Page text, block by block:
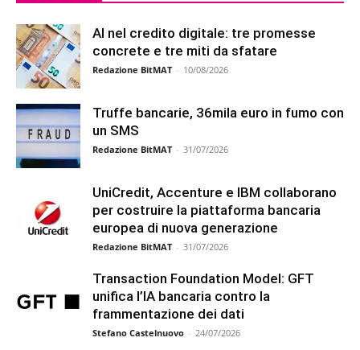
AI nel credito digitale: tre promesse
concrete e tre miti da sfatare
Redazione BitMAT - 10/08/2026
Truffe bancarie, 36mila euro in fumo con
un SMS
Redazione BitMAT - 31/07/2026
UniCredit, Accenture e IBM collaborano
per costruire la piattaforma bancaria
europea di nuova generazione
Redazione BitMAT - 31/07/2026
Transaction Foundation Model: GFT
unifica l’IA bancaria contro la
frammentazione dei dati
Stefano Castelnuovo - 24/07/2026